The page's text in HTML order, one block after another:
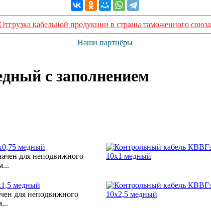
кабельной продукции в страны таможенного союза
Наши партнёры
с заполнением
медный
для неподвижного
медный
для неподвижного